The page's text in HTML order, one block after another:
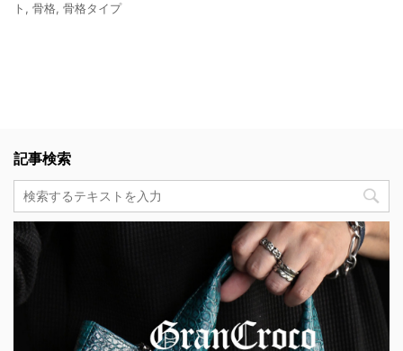
ト , 骨格, 骨格タイプ
記事検索